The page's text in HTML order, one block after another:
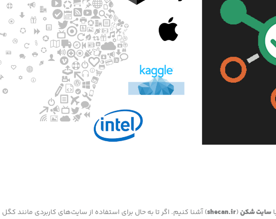
سایت شکن(
shecan.ir) آشنا کنیم. اگر تا به حال برای استفاده از سایت‌های کاربردی مانند کگل